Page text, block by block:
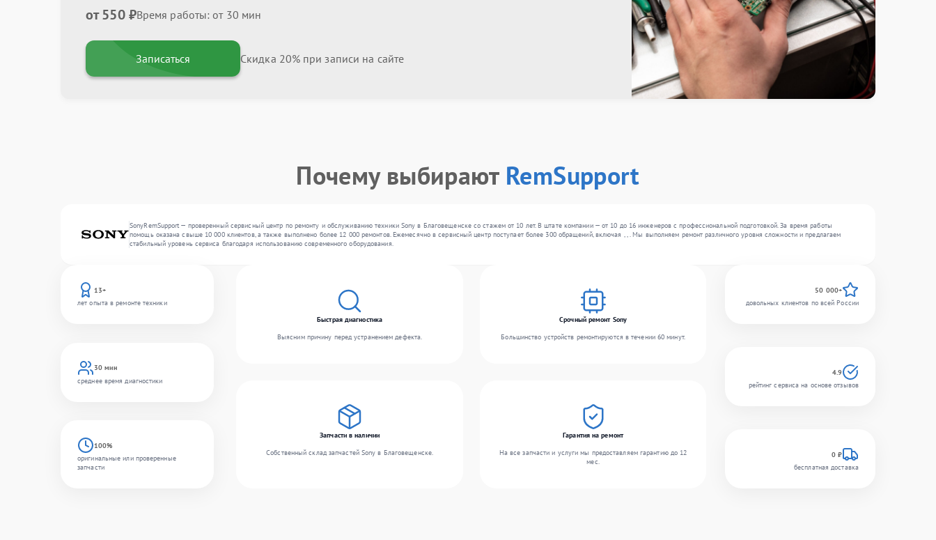
от 550 ₽Время работы: от 30 мин
Записаться Скидка 20% при записи на сайте
Почему выбирают RemSupport
SonyRemSupport — проверенный сервисный центр по ремонту и обслуживанию техники Sony в Благовещенске со стажем от 10 лет. В штате компании — от 10 до 16 инженеров с профессиональной подготовкой. За время работы
помощь оказана свыше 10 000 клиентов, а также выполнено более 12 000 ремонтов. Ежемесячно в сервисный центр поступает более 300 обращений, включая , , . Мы выполняем ремонт различного уровня сложности и предлагаем
стабильный уровень сервиса благодаря использованию современного оборудования.
13+
лет опыта в ремонте техники
30 мин
среднее время диагностики
100%
оригинальные или проверенные
запчасти
Быстрая диагностика
Выясним причину перед устранением дефекта.
Срочный ремонт Sony
Большинство устройств ремонтируются в течении 60 минут.
Запчасти в наличии
Собственный склад запчастей Sony в Благовещенске.
Гарантия на ремонт
На все запчасти и услуги мы предоставляем гарантию до 12
мес.
50 000+
довольных клиентов по всей России
4.9
рейтинг сервиса на основе отзывов
0 ₽
бесплатная доставка